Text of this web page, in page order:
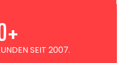
SEIT 2007.
+